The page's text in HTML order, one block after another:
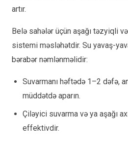
artır.
Belə sahələr üçün aşağı təzyiqli
sistemi məsləhətdir. Su yavaş-
bərabər nəmlənməlidir:
Suvarmanı həftədə 1–2 dəfə,
müddətdə aparın.
Çiləyici suvarma və ya aşağı
effektivdir.